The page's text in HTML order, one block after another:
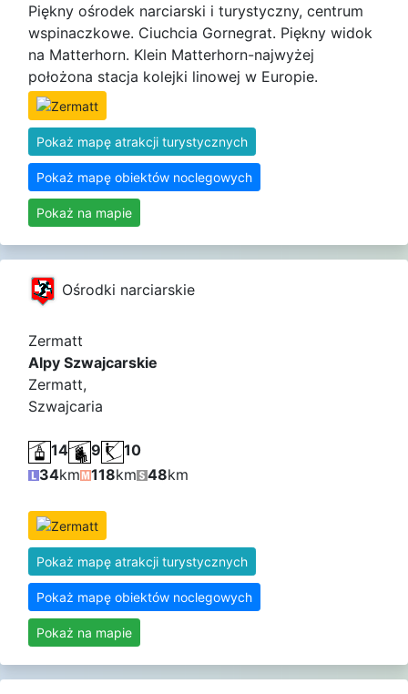
Piękny ośrodek narciarski i turystyczny, centrum
wspinaczkowe. Ciuchcia Gornegrat. Piękny widok
na Matterhorn. Klein Matterhorn-najwyżej
położona stacja kolejki linowej w Europie.
Pokaż mapę atrakcji turystycznych
Pokaż mapę obiektów noclegowych
Pokaż na mapie
Ośrodki narciarskie
Zermatt
Alpy Szwajcarskie
Zermatt,
Szwajcaria
14 9
10
34km 118km 48km
Pokaż mapę atrakcji turystycznych
Pokaż mapę obiektów noclegowych
Pokaż na mapie